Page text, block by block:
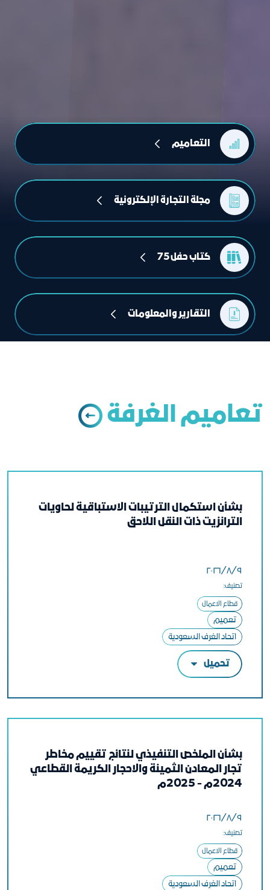
التعاميم
مجلة التجارة الإلكترونیة
كتاب حفل 75
التقارير والمعلومات
تعاميم الغرفة
بشأن استكمال الترتيبات الاستباقية لحاويات
الترانزيت ذات النقل اللاحق
٩‏/٨‏/٢٠٢٦
تصنيف:
قطاع الاعمال
تعميم
اتحاد الغرف السعودية
تحميل
بشأن الملخص التنفيذي لنتائج تقييم مخاطر
تجار المعادن الثمينة والاحجار الكريمة القطاعي
2024م - 2025م
٩‏/٨‏/٢٠٢٦
تصنيف:
قطاع الاعمال
تعميم
اتحاد الغرف السعودية